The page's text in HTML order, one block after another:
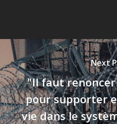
Next
"Il faut
pour supporter
vie dans le